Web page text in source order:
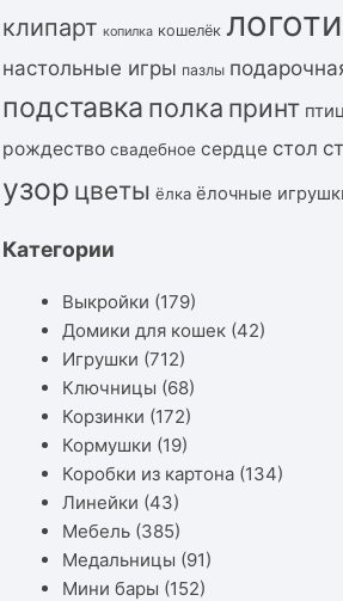
клипарт копилка кошелёк
настольные игры пазлы
подставка полка принт
рождество свадебное сердце стол
узор цветы ёлка ёлочные
Категории
Выкройки (179)
Домики для кошек (42)
Игрушки (712)
Ключницы (68)
Корзинки (172)
Кормушки (19)
Коробки из картона (134)
Линейки (43)
Мебель (385)
Медальницы (91)
Мини бары (152)